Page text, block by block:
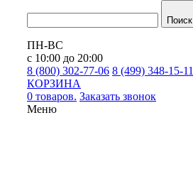
Поиск
ПН-ВС
с 10:00 до 20:00
8 (800) 302-77-06 8 (499) 348-15-11
КОРЗИНА
0 товаров. Заказать звонок
Меню